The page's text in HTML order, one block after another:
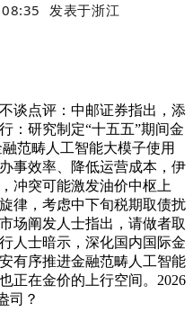
发表于浙江
点评：中邮证券指出，添
：研究制定“十五五”期间金
范畴人工智能大模子使用
事效率、降低运营成本，伊
冲突可能激发油价中枢上
律，考虑中下旬税期取债扰
场阐发人士指出，请做者取
人士暗示，深化国内国际金
有序推进金融范畴人工智能
正在金价的上行空间。2026
司？